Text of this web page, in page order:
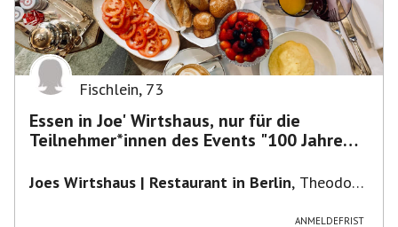
Fischlein, 73
Essen in Joe' Wirtshaus, nur für die
Teilnehmer*innen des Events "100 Jahre
Joes Wirtshaus | Restaurant in Berlin, Theodor-
ANMELDEFRIST